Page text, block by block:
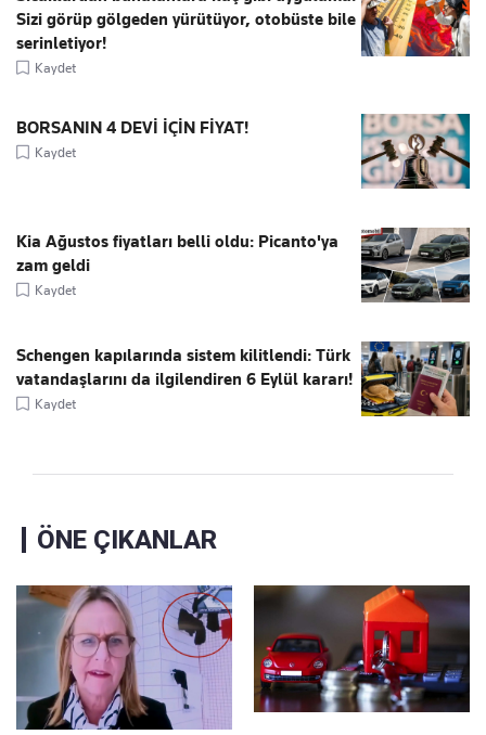
Sizi görüp gölgeden yürütüyor, otobüste bile
serinletiyor!
Kaydet
BORSANIN 4 DEVİ İÇİN FİYAT!
Kaydet
Kia Ağustos fiyatları belli oldu: Picanto'ya
zam geldi
Kaydet
Schengen kapılarında sistem kilitlendi: Türk
vatandaşlarını da ilgilendiren 6 Eylül kararı!
Kaydet
ÖNE ÇIKANLAR